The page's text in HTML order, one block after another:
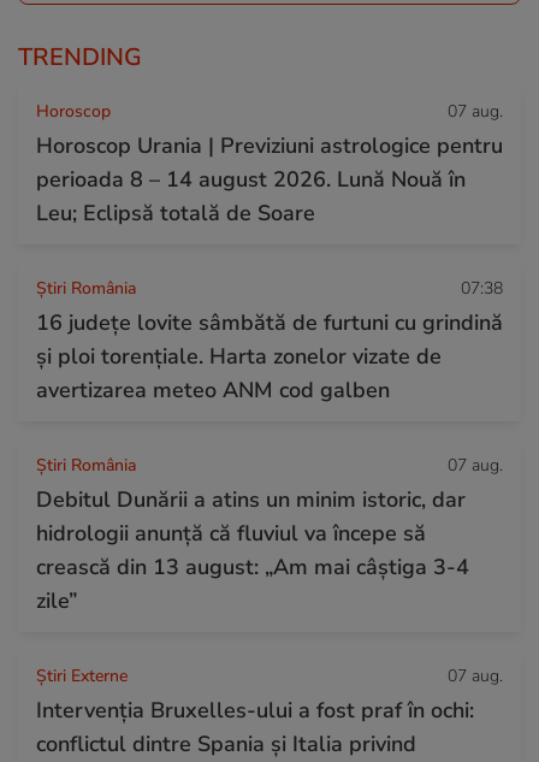
TRENDING
Horoscop 07 aug.
Horoscop Urania | Previziuni astrologice pentru
perioada 8 – 14 august 2026. Lună Nouă în
Leu; Eclipsă totală de Soare
Știri România 07:38
16 județe lovite sâmbătă de furtuni cu grindină
și ploi torențiale. Harta zonelor vizate de
avertizarea meteo ANM cod galben
Știri România 07 aug.
Debitul Dunării a atins un minim istoric, dar
hidrologii anunță că fluviul va începe să
crească din 13 august: „Am mai câștiga 3-4
zile”
Știri Externe 07 aug.
Intervenția Bruxelles-ului a fost praf în ochi:
conflictul dintre Spania și Italia privind